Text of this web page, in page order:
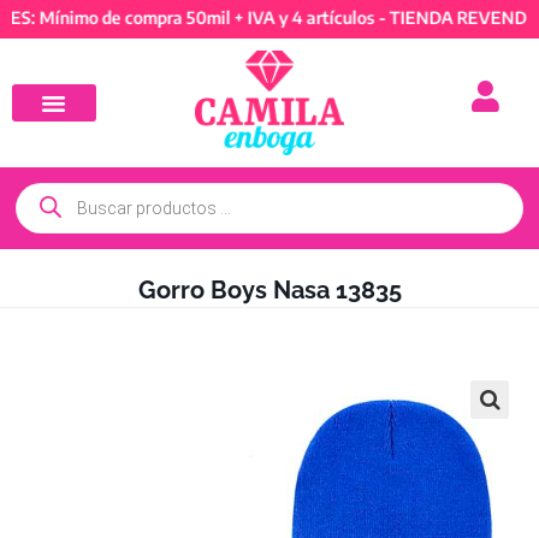
Mínimo de compra 50mil + IVA y 4 artículos - TIENDA
Gorro Boys Nasa 13835